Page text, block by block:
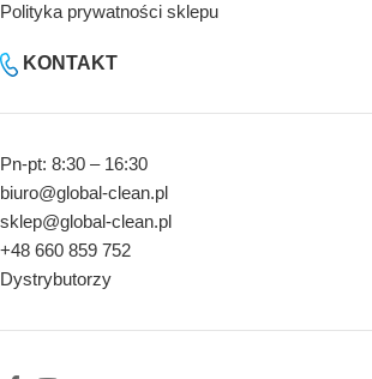
Polityka prywatności sklepu
KONTAKT
Pn-pt: 8:30 – 16:30
biuro@global-clean.pl
sklep@global-clean.pl
+48 660 859 752
Dystrybutorzy